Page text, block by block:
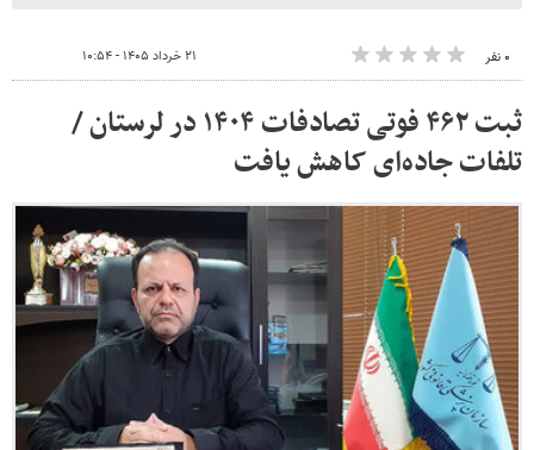
۰ نفر ۲۱ خرداد ۱۴۰۵ - ۱۰:۵۴
ثبت ۴۶۲ فوتی تصادفات ۱۴۰۴ در لرستان /
تلفات جاده‌ای کاهش یافت